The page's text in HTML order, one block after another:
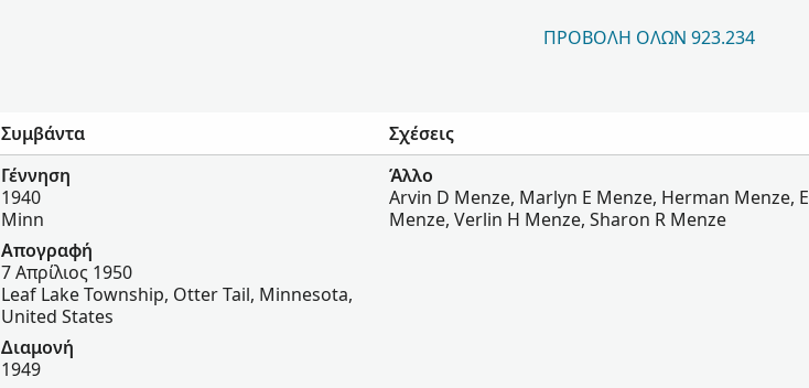
ΠΡΟΒΟΛΉ ΌΛΩΝ 923.234
Συμβάντα
Σχέσεις
Γέννηση
1940
Minn
Απογραφή
7 Απρίλιος 1950
Leaf Lake Township, Otter Tail, Minnesota,
United States
Διαμονή
1949
Άλλο
Arvin D Menze, Marlyn E Menze, Herman Menze,
Menze, Verlin H Menze, Sharon R Menze